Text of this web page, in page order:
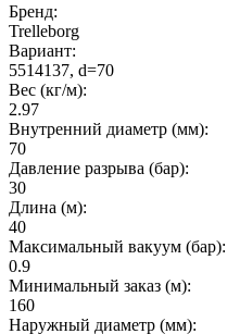
Бренд:
Trelleborg
Вариант:
5514137, d=70
Вес (кг/м):
2.97
Внутренний диаметр (мм):
70
Давление разрыва (бар):
30
Длина (м):
40
Максимальный вакуум (бар):
0.9
Минимальный заказ (м):
160
Наружный диаметр (мм):